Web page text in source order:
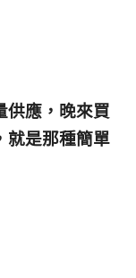
供應，晚來買
就是那種簡單